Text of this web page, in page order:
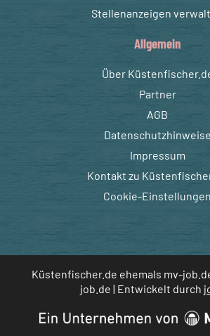
Stellenanzeigen
Allgemein
Über
Partner
AGB
Datenschutzhinweise
Impressum
Kontakt zu
Cookie-Einstellungen
Küstenfischer.de ehemals mv-
job.de | Entwickelt durch